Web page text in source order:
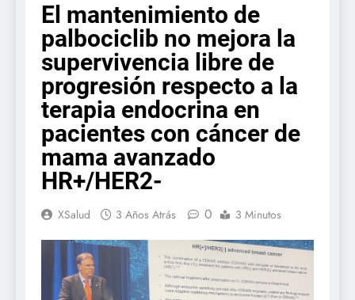
El mantenimiento de
palbociclib no mejora la
supervivencia libre de
progresión respecto a la
terapia endocrina en
pacientes con cáncer de
mama avanzado
HR+/HER2-
XSalud 3 Años Atrás 0 3 Minutos